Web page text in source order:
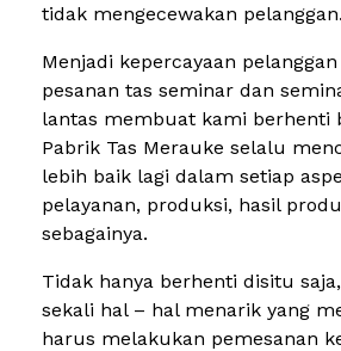
tidak mengecewakan pelanggan.
Menjadi kepercayaan
pesanan tas seminar dan
lantas membuat kami berhenti
Pabrik Tas Merauke selalu
lebih baik lagi dalam setiap
pelayanan, produksi, hasil
sebagainya.
Tidak hanya berhenti disitu
sekali hal – hal menarik yang
harus melakukan pemesanan